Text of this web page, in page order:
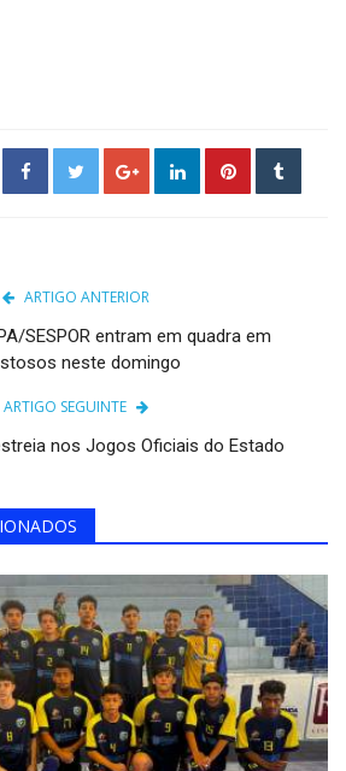
ARTIGO ANTERIOR
SESPOR entram em quadra em
neste domingo
ARTIGO SEGUINTE
nos Jogos Oficiais do Estado